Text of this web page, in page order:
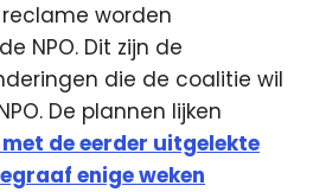
worden
NPO. Dit zijn de
die de coalitie wil
De plannen lijken
met de eerder uitgelekte
enige weken